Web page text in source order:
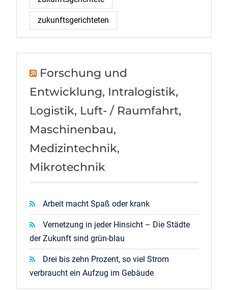
zukunftsgerichteten
Forschung und
Entwicklung, Intralogistik,
Logistik, Luft- / Raumfahrt,
Maschinenbau,
Medizintechnik,
Mikrotechnik
Arbeit macht Spaß oder krank
Vernetzung in jeder Hinsicht – Die Städte
der Zukunft sind grün-blau
Drei bis zehn Prozent, so viel Strom
verbraucht ein Aufzug im Gebäude